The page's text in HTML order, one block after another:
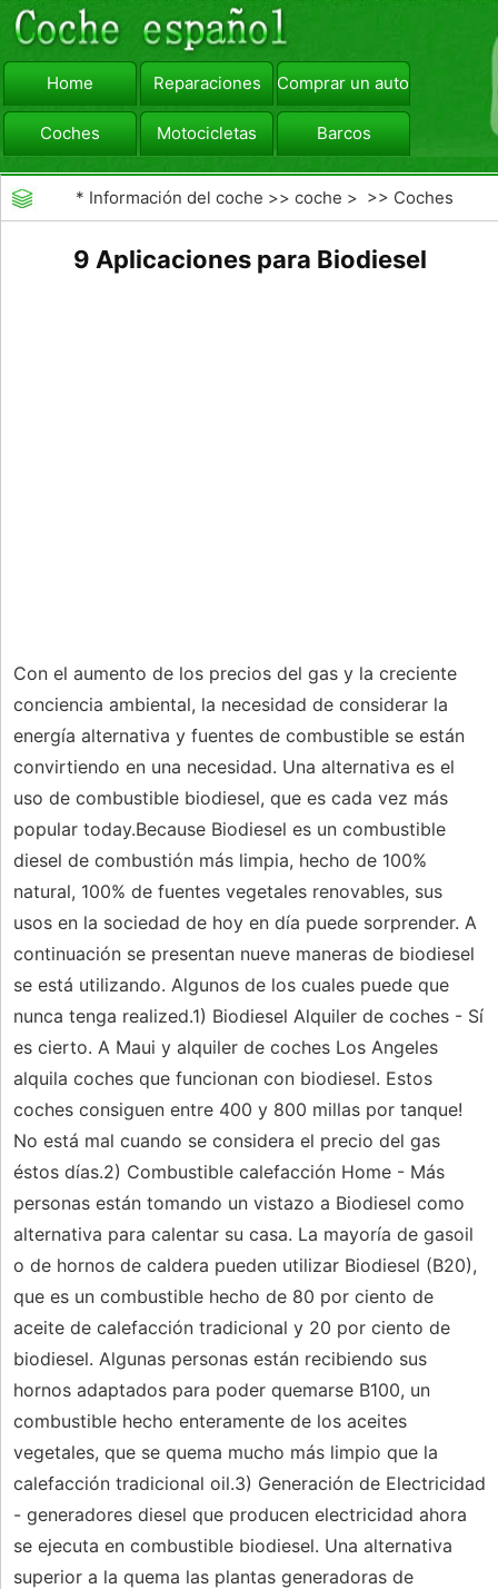
Home Reparaciones Comprar un automóvil
Coches Motocicletas Barcos
viajar Camiones
* Información del coche >>coche > >> Coches
9 Aplicaciones para Biodiesel
Con el aumento de los precios del gas y la creciente
conciencia ambiental, la necesidad de considerar la
energía alternativa y fuentes de combustible se están
convirtiendo en una necesidad. Una alternativa es el
uso de combustible biodiesel, que es cada vez más
popular today.Because Biodiesel es un combustible
diesel de combustión más limpia, hecho de 100%
natural, 100% de fuentes vegetales renovables, sus
usos en la sociedad de hoy en día puede sorprender. A
continuación se presentan nueve maneras de biodiesel
se está utilizando. Algunos de los cuales puede que
nunca tenga realized.1) Biodiesel Alquiler de coches - Sí
es cierto. A Maui y alquiler de coches Los Angeles
alquila coches que funcionan con biodiesel. Estos
coches consiguen entre 400 y 800 millas por tanque!
No está mal cuando se considera el precio del gas
éstos días.2) Combustible calefacción Home - Más
personas están tomando un vistazo a Biodiesel como
alternativa para calentar su casa. La mayoría de gasoil
o de hornos de caldera pueden utilizar Biodiesel (B20),
que es un combustible hecho de 80 por ciento de
aceite de calefacción tradicional y 20 por ciento de
biodiesel. Algunas personas están recibiendo sus
hornos adaptados para poder quemarse B100, un
combustible hecho enteramente de los aceites
vegetales, que se quema mucho más limpio que la
calefacción tradicional oil.3) Generación de Electricidad
- generadores diesel que producen electricidad ahora
se ejecuta en combustible biodiesel. Una alternativa
superior a la quema las plantas generadoras de